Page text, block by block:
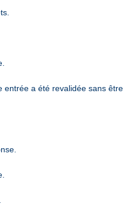
entrée a été revalidée sans être